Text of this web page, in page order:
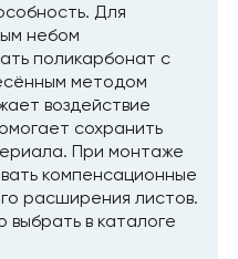
Для
небом
поликарбонат с
методом
воздействие
сохранить
При монтаже
компенсационные
расширения листов.
в каталоге